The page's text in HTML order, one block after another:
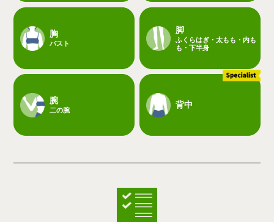
胸
バスト
脚
ふくらはぎ・太もも・内も
も・下半身
腕
二の腕
背中